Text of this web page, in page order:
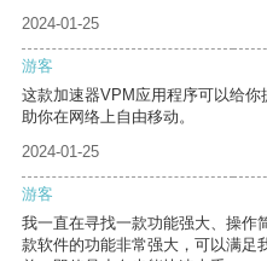
2024-01-25
游客
这款加速器VPM应用程序可以给
助你在网络上自由移动。
2024-01-25
游客
我一直在寻找一款功能强大、操作
款软件的功能非常强大，可以满足